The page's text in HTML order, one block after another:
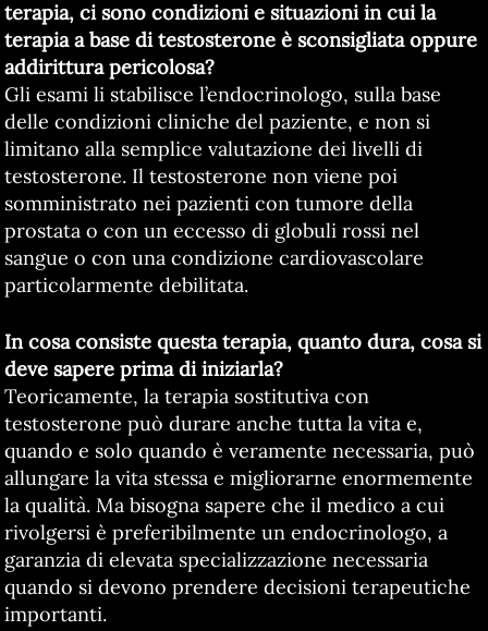
terapia, ci sono condizioni e situazioni in cui la
terapia a base di testosterone è sconsigliata oppure
addirittura pericolosa?
Gli esami li stabilisce l’endocrinologo, sulla base
delle condizioni cliniche del paziente, e non si
limitano alla semplice valutazione dei livelli di
testosterone. Il testosterone non viene poi
somministrato nei pazienti con tumore della
prostata o con un eccesso di globuli rossi nel
sangue o con una condizione cardiovascolare
particolarmente debilitata.
In cosa consiste questa terapia, quanto dura, cosa si
deve sapere prima di iniziarla?
Teoricamente, la terapia sostitutiva con
testosterone può durare anche tutta la vita e,
quando e solo quando è veramente necessaria, può
allungare la vita stessa e migliorarne enormemente
la qualità. Ma bisogna sapere che il medico a cui
rivolgersi è preferibilmente un endocrinologo, a
garanzia di elevata specializzazione necessaria
quando si devono prendere decisioni terapeutiche
importanti.